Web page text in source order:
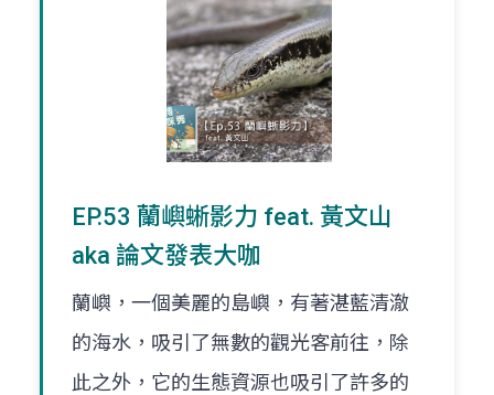
EP.53 蘭嶼蜥影力 feat. 黃文山
aka 論文發表大咖
蘭嶼，一個美麗的島嶼，有著湛藍清澈
的海水，吸引了無數的觀光客前往，除
此之外，它的生態資源也吸引了許多的